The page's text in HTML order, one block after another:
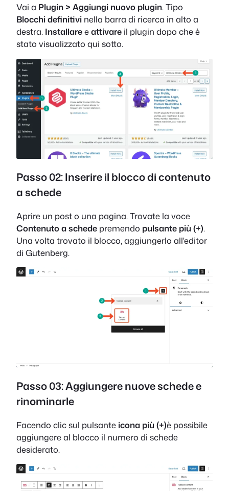
Vai a Plugin > Aggiungi nuovo plugin. Tipo
Blocchi definitivi nella barra di ricerca in alto a
destra. Installareeattivare il plugin dopo che è
stato visualizzato qui sotto.
Passo 02: Inserire il blocco di contenuto
a schede
Aprire un post o una pagina. Trovate la voce
Contenuto a schede premendo pulsante più (+).
Una volta trovato il blocco, aggiungerlo all'editor
di Gutenberg.
Passo 03: Aggiungere nuove schede e
rinominarle
Facendo clic sul pulsante icona più (+)è possibile
aggiungere al blocco il numero di schede
desiderato.